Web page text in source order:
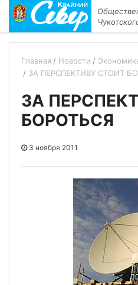
Главная Новости
ЗА ПЕРСПЕКТИВУ СТОИТ
ЗА
БОРОТЬСЯ
3 ноября 2011